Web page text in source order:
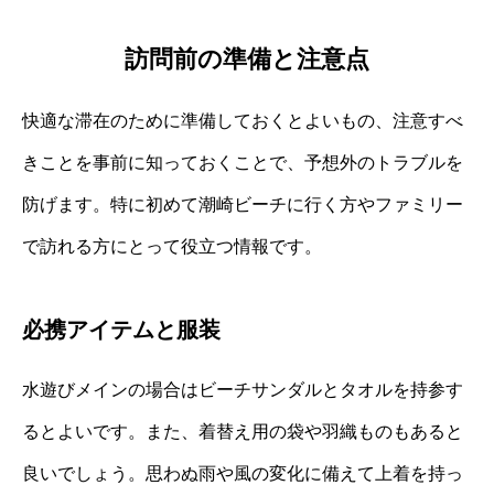
訪問前の準備と注意点
快適な滞在のために準備しておくとよいもの、注意すべ
きことを事前に知っておくことで、予想外のトラブルを
防げます。特に初めて潮崎ビーチに行く方やファミリー
で訪れる方にとって役立つ情報です。
必携アイテムと服装
水遊びメインの場合はビーチサンダルとタオルを持参す
るとよいです。また、着替え用の袋や羽織ものもあると
良いでしょう。思わぬ雨や風の変化に備えて上着を持っ